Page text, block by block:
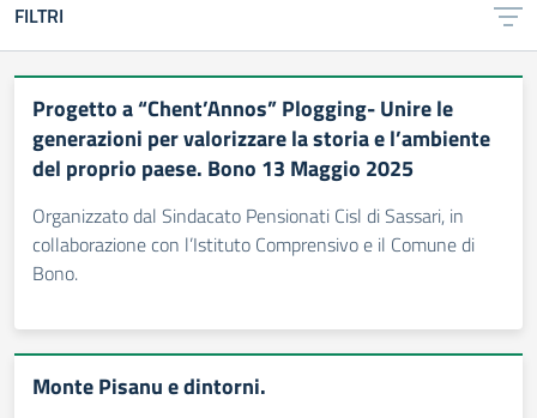
FILTRI
Progetto a “Chent’Annos” Plogging- Unire le
generazioni per valorizzare la storia e l’ambiente
del proprio paese. Bono 13 Maggio 2025
Organizzato dal Sindacato Pensionati Cisl di Sassari, in
collaborazione con l’Istituto Comprensivo e il Comune di
Bono.
Monte Pisanu e dintorni.